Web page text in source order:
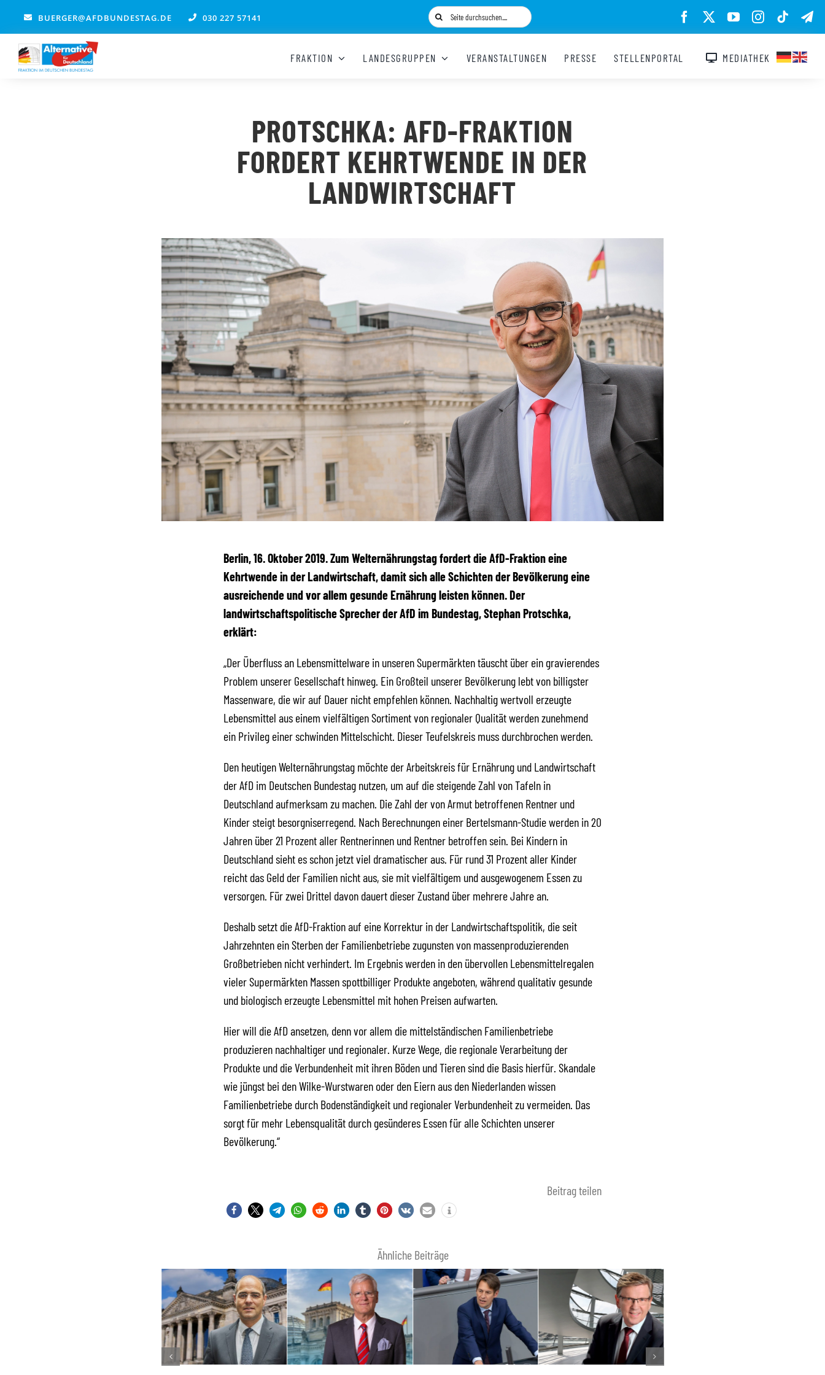
springen
BUERGER@AFDBUNDESTAG.DE 030 227 57141
Suche
nach:
FRAKTION LANDESGRUPPEN VERANSTALTUNGEN PRESSE STELLENPORTAL MEDIATHEK
PROTSCHKA: AFD-FRAKTION
FORDERT KEHRTWENDE IN DER
LANDWIRTSCHAFT
Berlin, 16. Oktober 2019. Zum Welternährungstag fordert die AfD-Fraktion eine
Kehrtwende in der Landwirtschaft, damit sich alle Schichten der Bevölkerung eine
ausreichende und vor allem gesunde Ernährung leisten können. Der
landwirtschaftspolitische Sprecher der AfD im Bundestag, Stephan Protschka,
erklärt:
„Der Überfluss an Lebensmittelware in unseren Supermärkten täuscht über ein gravierendes
Problem unserer Gesellschaft hinweg. Ein Großteil unserer Bevölkerung lebt von billigster
Massenware, die wir auf Dauer nicht empfehlen können. Nachhaltig wertvoll erzeugte
Lebensmittel aus einem vielfältigen Sortiment von regionaler Qualität werden zunehmend
ein Privileg einer schwinden Mittelschicht. Dieser Teufelskreis muss durchbrochen werden.
Den heutigen Welternährungstag möchte der Arbeitskreis für Ernährung und Landwirtschaft
der AfD im Deutschen Bundestag nutzen, um auf die steigende Zahl von Tafeln in
Deutschland aufmerksam zu machen. Die Zahl der von Armut betroffenen Rentner und
Kinder steigt besorgniserregend. Nach Berechnungen einer Bertelsmann-Studie werden in 20
Jahren über 21 Prozent aller Rentnerinnen und Rentner betroffen sein. Bei Kindern in
Deutschland sieht es schon jetzt viel dramatischer aus. Für rund 31 Prozent aller Kinder
reicht das Geld der Familien nicht aus, sie mit vielfältigem und ausgewogenem Essen zu
versorgen. Für zwei Drittel davon dauert dieser Zustand über mehrere Jahre an.
Deshalb setzt die AfD-Fraktion auf eine Korrektur in der Landwirtschaftspolitik, die seit
Jahrzehnten ein Sterben der Familienbetriebe zugunsten von massenproduzierenden
Großbetrieben nicht verhindert. Im Ergebnis werden in den übervollen Lebensmittelregalen
vieler Supermärkten Massen spottbilliger Produkte angeboten, während qualitativ gesunde
und biologisch erzeugte Lebensmittel mit hohen Preisen aufwarten.
Hier will die AfD ansetzen, denn vor allem die mittelständischen Familienbetriebe
produzieren nachhaltiger und regionaler. Kurze Wege, die regionale Verarbeitung der
Produkte und die Verbundenheit mit ihren Böden und Tieren sind die Basis hierfür. Skandale
wie jüngst bei den Wilke-Wurstwaren oder den Eiern aus den Niederlanden wissen
Familienbetriebe durch Bodenständigkeit und regionaler Verbundenheit zu vermeiden. Das
sorgt für mehr Lebensqualität durch gesünderes Essen für alle Schichten unserer
Bevölkerung.“
Beitrag teilen
Ähnliche Beiträge